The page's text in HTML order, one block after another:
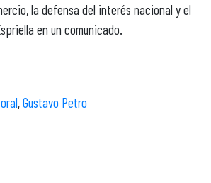
la defensa del interés nacional y el
en un comunicado.
,Gustavo Petro